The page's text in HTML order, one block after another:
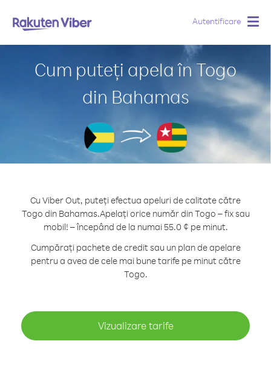
Autentificare
Cum puteți apela în Togo
din Bahamas
Cu Viber Out, puteți efectua apeluri de calitate către
Togo din Bahamas.Apelați orice număr din Togo – fix sau
mobil! – începând de la numai 55.0 ¢ pe minut.
Cumpărați pachete de credit sau un plan de apelare
pentru a avea de cele mai bune tarife pe minut către
Togo.
Vizualizare tarife